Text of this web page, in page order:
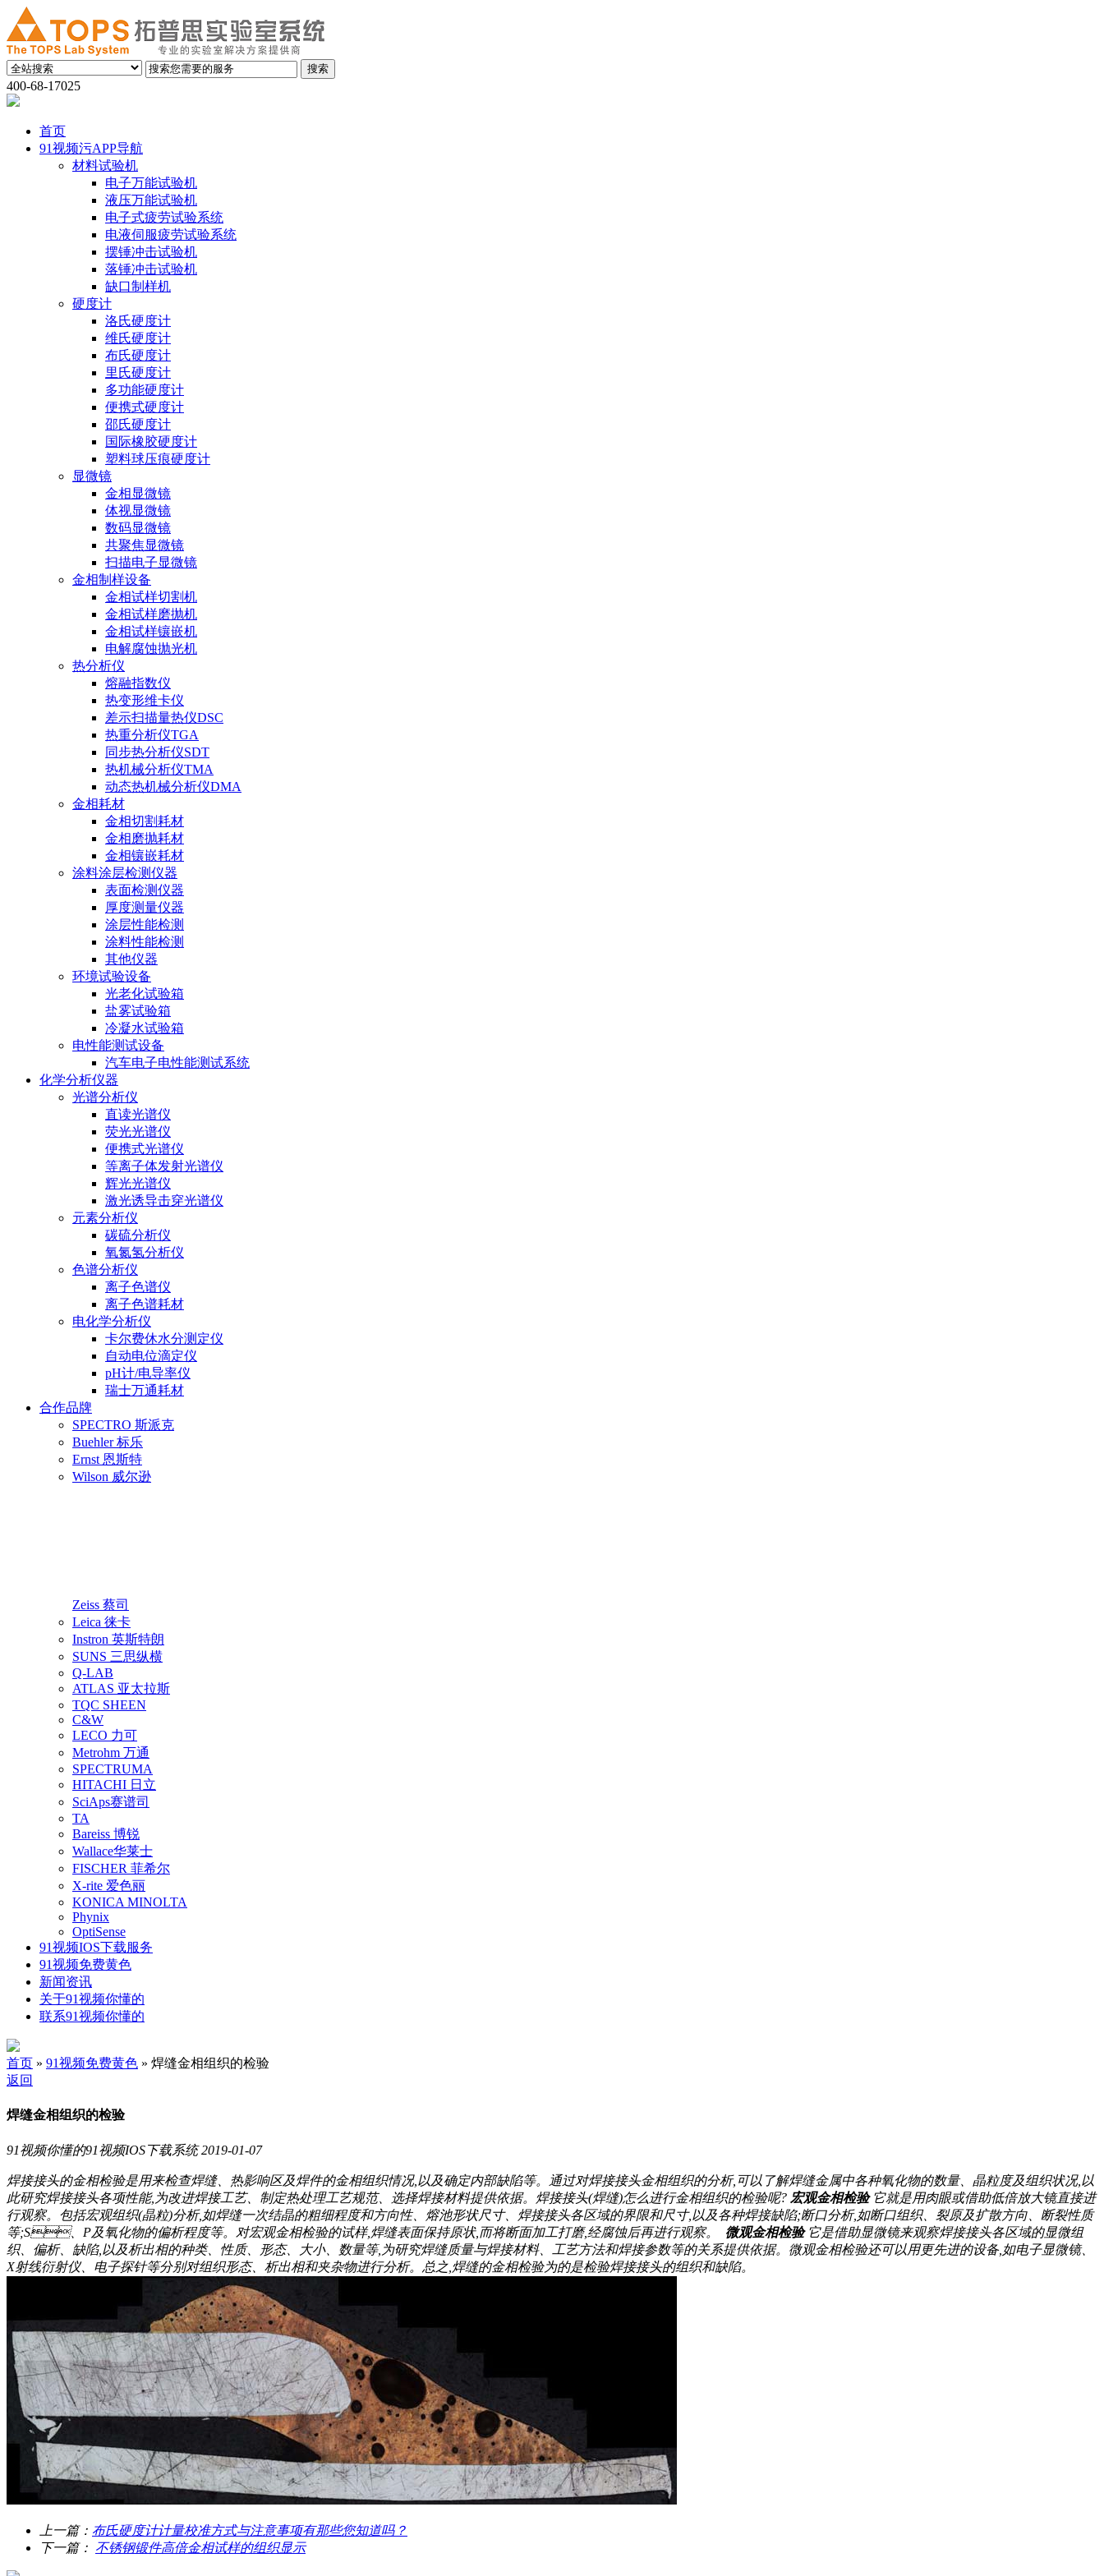
400-68-17025
首页
91视频污APP导航
材料试验机
电子万能试验机
液压万能试验机
电子式疲劳试验系统
电液伺服疲劳试验系统
摆锤冲击试验机
落锤冲击试验机
缺口制样机
硬度计
洛氏硬度计
维氏硬度计
布氏硬度计
里氏硬度计
多功能硬度计
便携式硬度计
邵氏硬度计
国际橡胶硬度计
塑料球压痕硬度计
显微镜
金相显微镜
体视显微镜
数码显微镜
共聚焦显微镜
扫描电子显微镜
金相制样设备
金相试样切割机
金相试样磨抛机
金相试样镶嵌机
电解腐蚀抛光机
热分析仪
熔融指数仪
热变形维卡仪
差示扫描量热仪DSC
热重分析仪TGA
同步热分析仪SDT
热机械分析仪TMA
动态热机械分析仪DMA
金相耗材
金相切割耗材
金相磨抛耗材
金相镶嵌耗材
涂料涂层检测仪器
表面检测仪器
厚度测量仪器
涂层性能检测
涂料性能检测
其他仪器
环境试验设备
光老化试验箱
盐雾试验箱
冷凝水试验箱
电性能测试设备
汽车电子电性能测试系统
化学分析仪器
光谱分析仪
直读光谱仪
荧光光谱仪
便携式光谱仪
等离子体发射光谱仪
辉光光谱仪
激光诱导击穿光谱仪
元素分析仪
碳硫分析仪
氧氮氢分析仪
色谱分析仪
离子色谱仪
离子色谱耗材
电化学分析仪
卡尔费休水分测定仪
自动电位滴定仪
pH计/电导率仪
瑞士万通耗材
合作品牌
SPECTRO 斯派克
Buehler 标乐
Ernst 恩斯特
Wilson 威尔逊
Zeiss 蔡司
Leica 徕卡
Instron 英斯特朗
SUNS 三思纵横
Q-LAB
ATLAS 亚太拉斯
TQC SHEEN
C&W
LECO 力可
Metrohm 万通
SPECTRUMA
HITACHI 日立
SciAps赛谱司
TA
Bareiss 博锐
Wallace华莱士
FISCHER 菲希尔
X-rite 爱色丽
KONICA MINOLTA
Phynix
OptiSense
91视频IOS下载服务
91视频免费黄色
新闻资讯
关于91视频你懂的
联系91视频你懂的
首页 » 91视频免费黄色 » 焊缝金相组织的检验
返回
焊缝金相组织的检验
91视频你懂的91视频IOS下载系统2019-01-07
焊接接头的金相检验是用来检查焊缝、热影响区及焊件的金相组织情况,以及确定内部缺陷等。通过对焊接接头金相组织的分析,可以了解焊缝金属中各种氧化物的数量、晶粒度及组织状况,以
此研究焊接接头各项性能,为改进焊接工艺、制定热处理工艺规范、选择焊接材料提供依据。焊接接头(焊缝)怎么进行金相组织的检验呢? 宏观金相检验它就是用肉眼或借助低倍放大镜直接进
行观察。包括宏观组织(晶粒)分析,如焊缝一次结晶的粗细程度和方向性、熔池形状尺寸、焊接接头各区域的界限和尺寸,以及各种焊接缺陷;断口分析,如断口组织、裂原及扩散方向、断裂性质
等;S、P及氧化物的偏析程度等。对宏观金相检验的试样,焊缝表面保持原状,而将断面加工打磨,经腐蚀后再进行观察。
微观金相检验它是借助显微镜来观察焊接接头各区域的显微组
织、偏析、缺陷,以及析出相的种类、性质、形态、大小、数量等,为研究焊缝质量与焊接材料、工艺方法和焊接参数等的关系提供依据。微观金相检验还可以用更先进的设备,如电子显微镜、
X射线衍射仪、电子探针等分别对组织形态、析出相和夹杂物进行分析。总之,焊缝的金相检验为的是检验焊接接头的组织和缺陷。
上一篇： 布氏硬度计计量校准方式与注意事项有那些您知道吗？
下一篇： 不锈钢锻件高倍金相试样的组织显示